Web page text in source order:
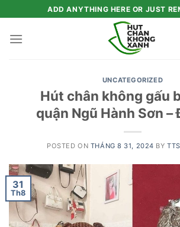
to
content
ADD ANYTHING HERE OR JUST
UNCATEGORIZED
Hút chân không gấu
quận Ngũ Hành Sơn –
POSTED ON THÁNG 8 31, 2024 BY
31
Th8